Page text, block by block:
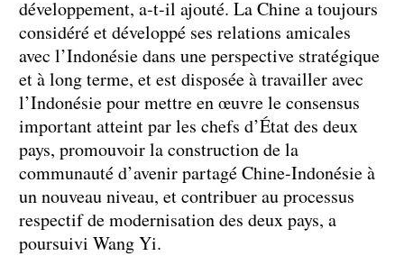
développement, a-t-il ajouté. La Chine a toujours
considéré et développé ses relations amicales
avec l’Indonésie dans une perspective stratégique
et à long terme, et est disposée à travailler avec
l’Indonésie pour mettre en œuvre le consensus
important atteint par les chefs d’État des deux
pays, promouvoir la construction de la
communauté d’avenir partagé Chine-Indonésie à
un nouveau niveau, et contribuer au processus
respectif de modernisation des deux pays, a
poursuivi Wang Yi.